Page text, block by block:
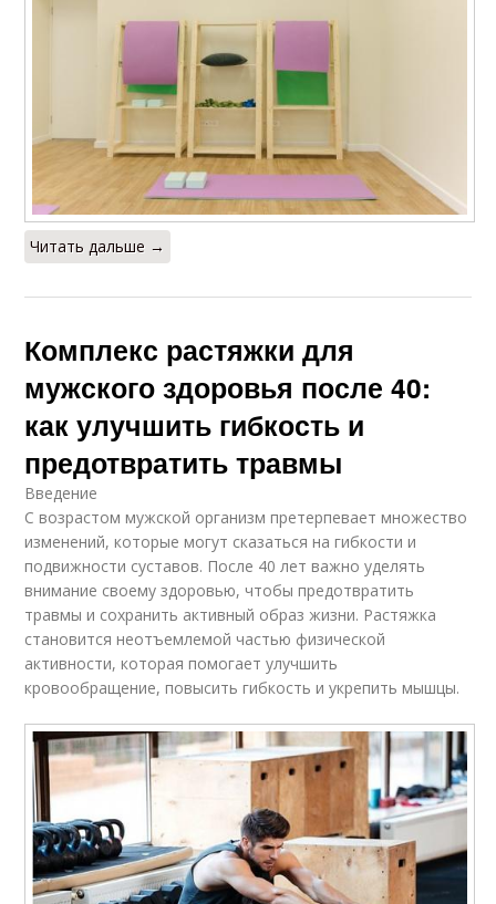
Читать дальше →
Комплекс растяжки для
мужского здоровья после 40:
как улучшить гибкость и
предотвратить травмы
Введение
С возрастом мужской организм претерпевает множество
изменений, которые могут сказаться на гибкости и
подвижности суставов. После 40 лет важно уделять
внимание своему здоровью, чтобы предотвратить
травмы и сохранить активный образ жизни. Растяжка
становится неотъемлемой частью физической
активности, которая помогает улучшить
кровообращение, повысить гибкость и укрепить мышцы.